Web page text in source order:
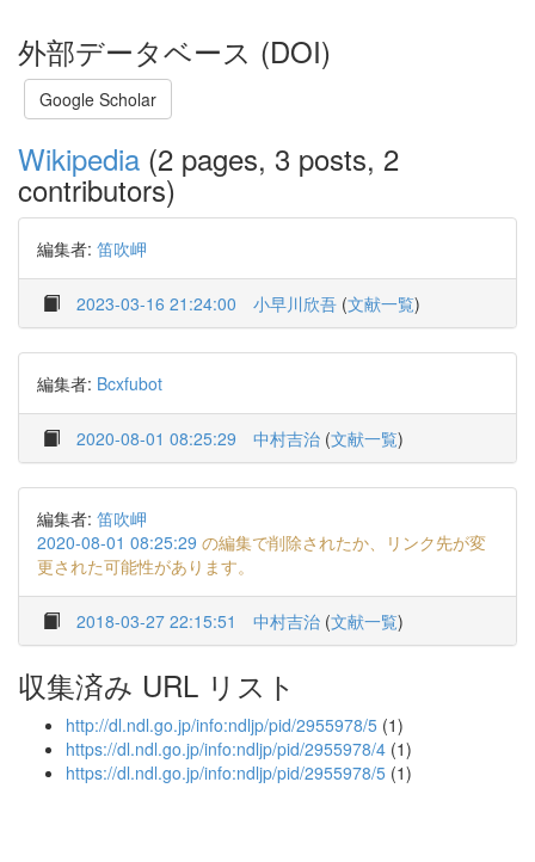
外部データベース (DOI)
Google Scholar
Wikipedia (2 pages, 3 posts, 2
contributors)
編集者: 笛吹岬
2023-03-16 21:24:00 小早川欣吾 (文献一覧)
編集者: Bcxfubot
2020-08-01 08:25:29 中村吉治 (文献一覧)
編集者: 笛吹岬
2020-08-01 08:25:29 の編集で削除されたか、リンク先が変
更された可能性があります。
2018-03-27 22:15:51 中村吉治 (文献一覧)
収集済み URL リスト
http://dl.ndl.go.jp/info:ndljp/pid/2955978/5 (1)
https://dl.ndl.go.jp/info:ndljp/pid/2955978/4 (1)
https://dl.ndl.go.jp/info:ndljp/pid/2955978/5 (1)